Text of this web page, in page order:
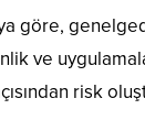
göre,
ve
risk